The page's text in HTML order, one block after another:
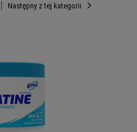
pokusą?
Następny z tej kategorii